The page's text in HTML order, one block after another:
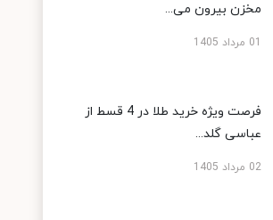
مخزن بیرون می...
01 مرداد 1405
فرصت ویژه خرید طلا در 4 قسط از
عباسی گلد...
02 مرداد 1405